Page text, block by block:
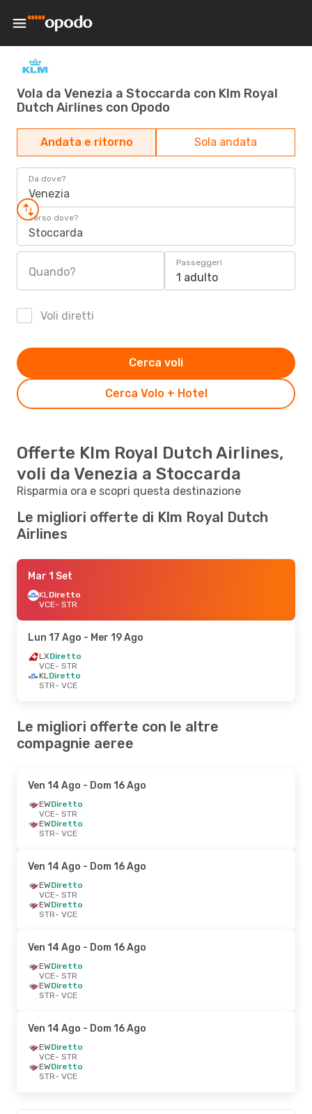
Vola da Venezia a Stoccarda con Klm Royal
Dutch Airlines con Opodo
Andata e ritorno Sola andata
Da dove?
Venezia
Verso dove?
Stoccarda
Quando?
Passeggeri
1 adulto
Voli diretti
Cerca Volo + Hotel
Cerca voli
Offerte Klm Royal Dutch Airlines,
voli da Venezia a Stoccarda
Risparmia ora e scopri questa destinazione
Le migliori offerte di Klm Royal Dutch
Airlines
Mar 1 Set
KLDiretto
VCE- STR
Lun 17 Ago - Mer 19 Ago
LXDiretto
VCE- STR
KLDiretto
STR- VCE
Le migliori offerte con le altre
compagnie aeree
Ven 14 Ago - Dom 16 Ago
EWDiretto
VCE- STR
EWDiretto
STR- VCE
Ven 14 Ago - Dom 16 Ago
EWDiretto
VCE- STR
EWDiretto
STR- VCE
Ven 14 Ago - Dom 16 Ago
EWDiretto
VCE- STR
EWDiretto
STR- VCE
Ven 14 Ago - Dom 16 Ago
EWDiretto
VCE- STR
EWDiretto
STR- VCE